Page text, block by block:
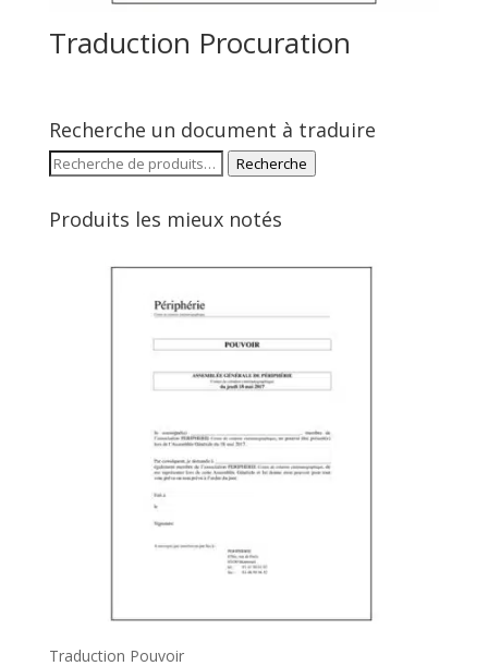
Traduction Procuration
Recherche un document à traduire
Recherche
Recherche
Produits les mieux notés
Traduction Pouvoir